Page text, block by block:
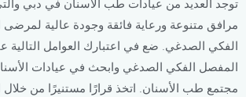
توجد العديد من عيادات طب الأسنان في دبي
مرافق متنوعة ورعاية فائقة وجودة عالية
الفكي الصدغي. ضع في اعتبارك العوامل التالية
المفصل الفكي الصدغي وابحث في عيادات
مجتمع طب الأسنان. اتخذ قرارًا مستنيرًا من خلال